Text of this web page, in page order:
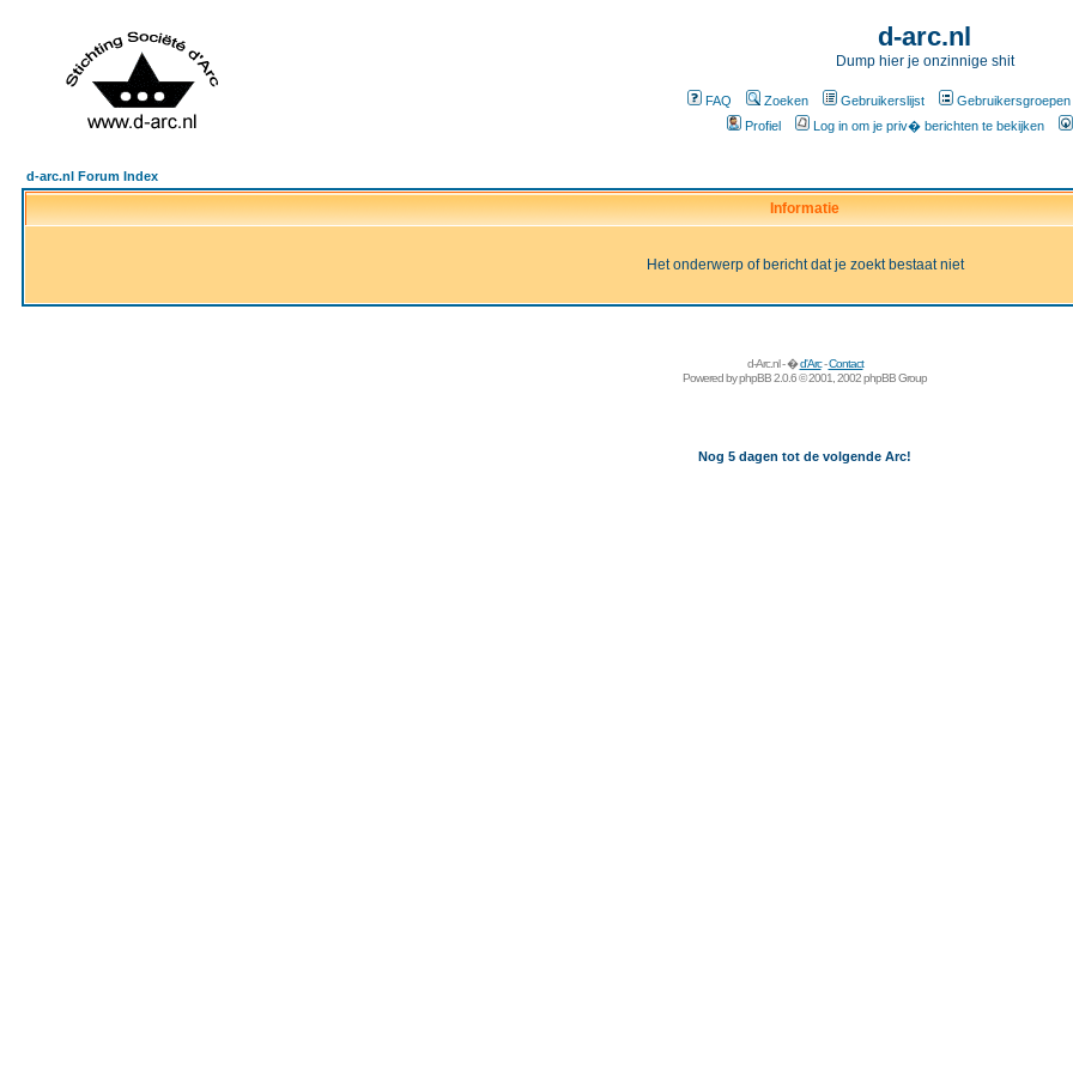
d-arc.nl
Dump hier je onzinnige shit
FAQ Zoeken Gebruikerslijst Gebruikersgroepen
Profiel
Log in om je priv� berichten te bekijken
d-arc.nl Forum Index
Informatie
Het onderwerp of bericht dat je zoekt bestaat niet
d-Arc.nl - �d'Arc-Contact
Powered byphpBB2.0.6 © 2001, 2002 phpBB Group
Nog 5 dagen tot de volgende Arc!